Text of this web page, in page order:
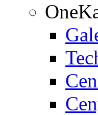
One